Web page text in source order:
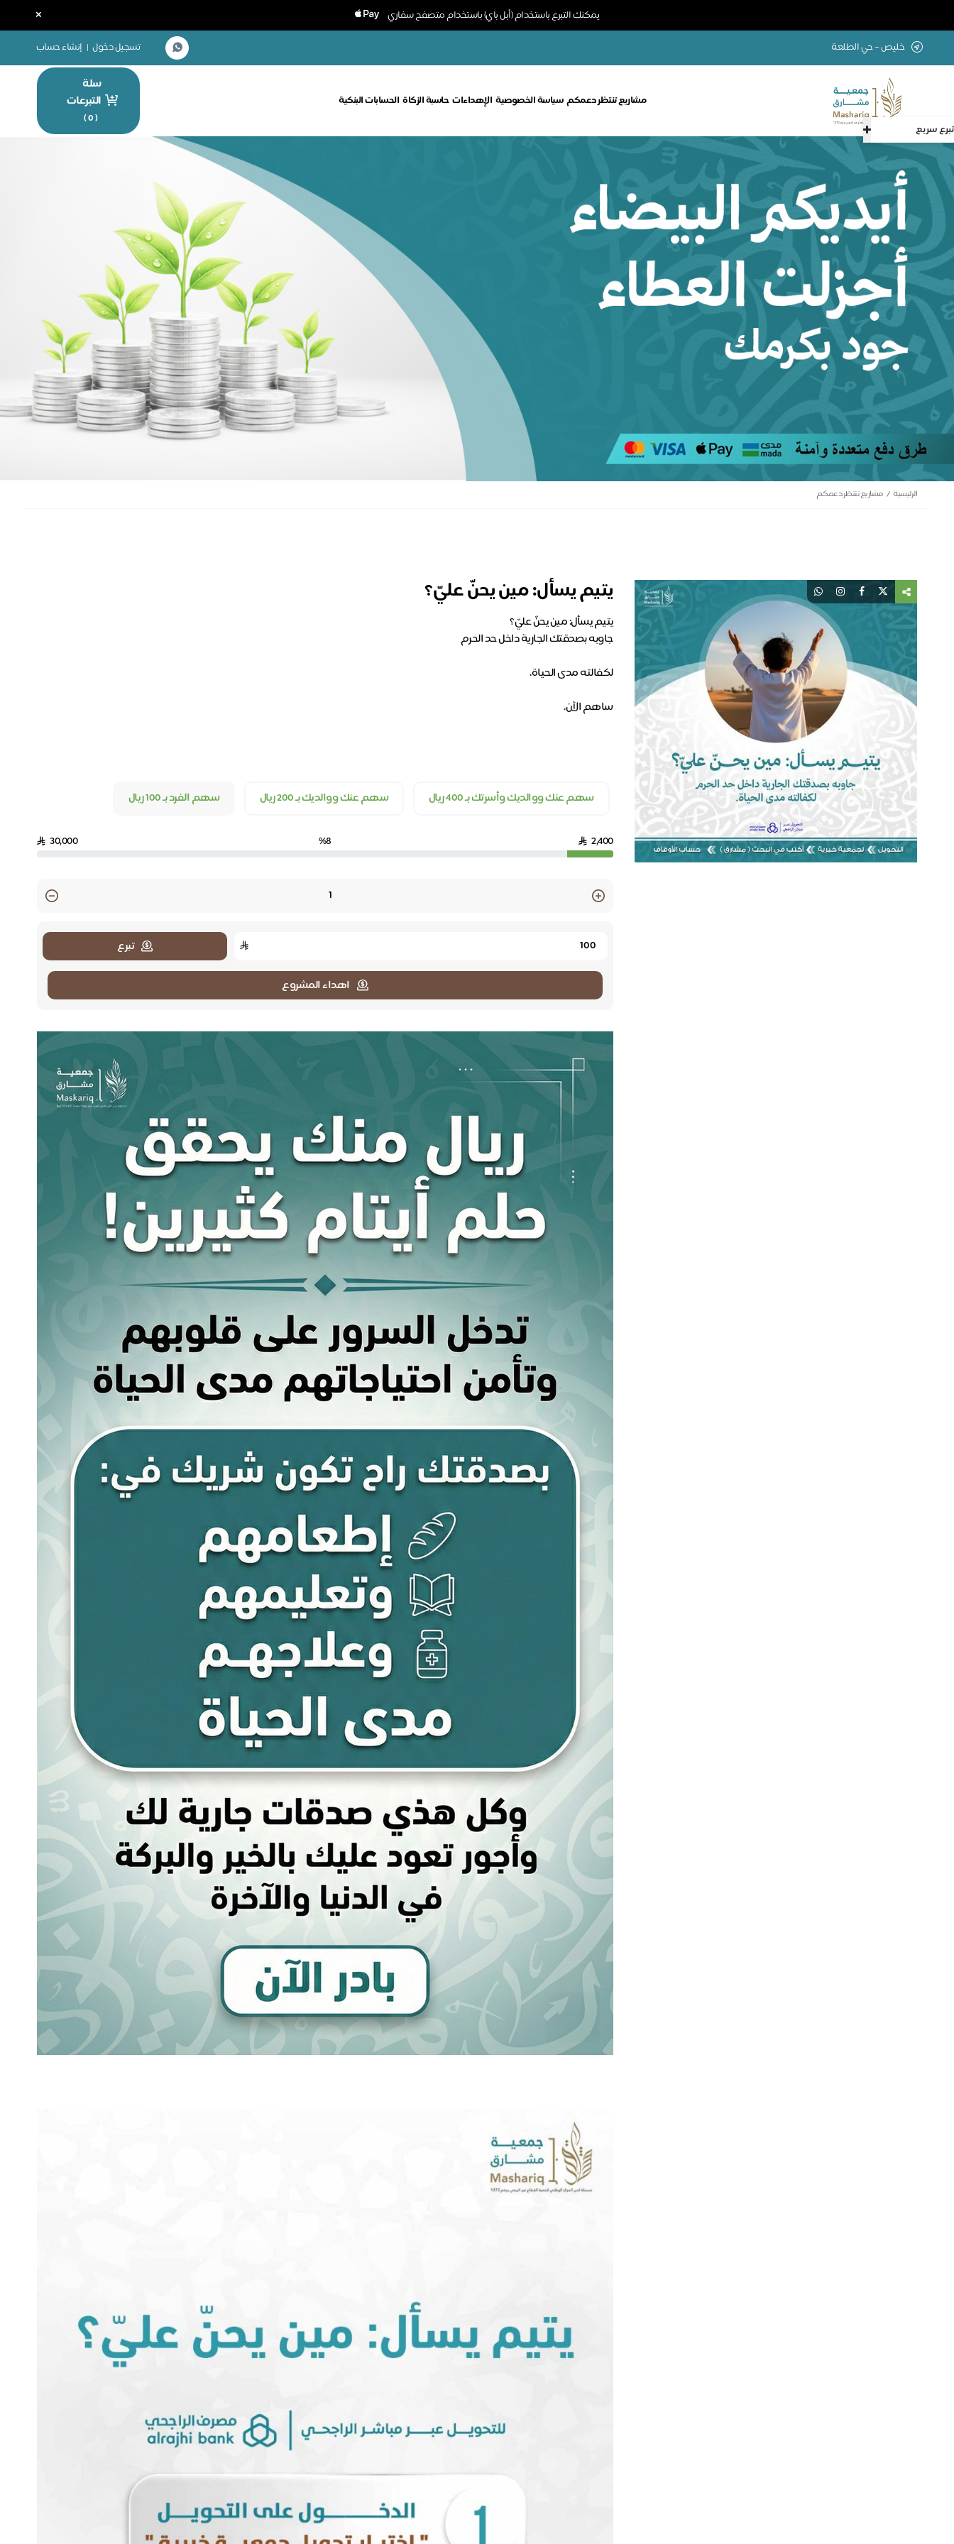
يمكنك التبرع باستخدام (أبل باي) باستخدام متصفح سفاري ×
تبرع سريع
خليص – حي الطلعة تسجيل دخول | إنشاء حساب
مشاريع تنتظر دعمكم سياسة الخصوصية الإهداءات حاسبة الزكاة الحسابات البنكية
سلة
التبرعات
(
0
)
الرئيسية مشاريع تنتظر دعمكم
يتيم يسأل: مين يحنّ عليّ؟
يتيم يسأل: مين يحنّ عليّ؟
لكفالته مدى الحياة.
ساهم الآن.
سهم عنك ووالديك وأسرتك بـ 400 ريال سهم عنك ووالديك بـ 200 ريال سهم الفرد بـ 100 ريال
2,400
%8
30,000
Quantity
تبرع
اهداء المشروع